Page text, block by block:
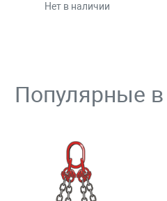
Нет в наличии
Популярные в